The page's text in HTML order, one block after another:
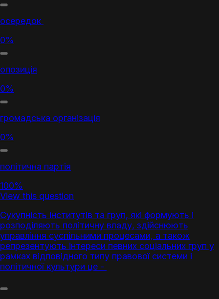
осередок
0%
опозиція
0%
громадська організація
0%
політична партія
100%
View this question
Сукупність інститутів та груп, які формують і
розподіляють політичну владу, здійснюють
управління суспільними процесами, а також
репрезентують інтереси певних соціальних груп у
рамках відповідного типу правової системи і
політичної культури це -